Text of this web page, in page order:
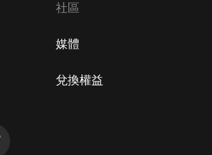
社區
媒體
兌換權益